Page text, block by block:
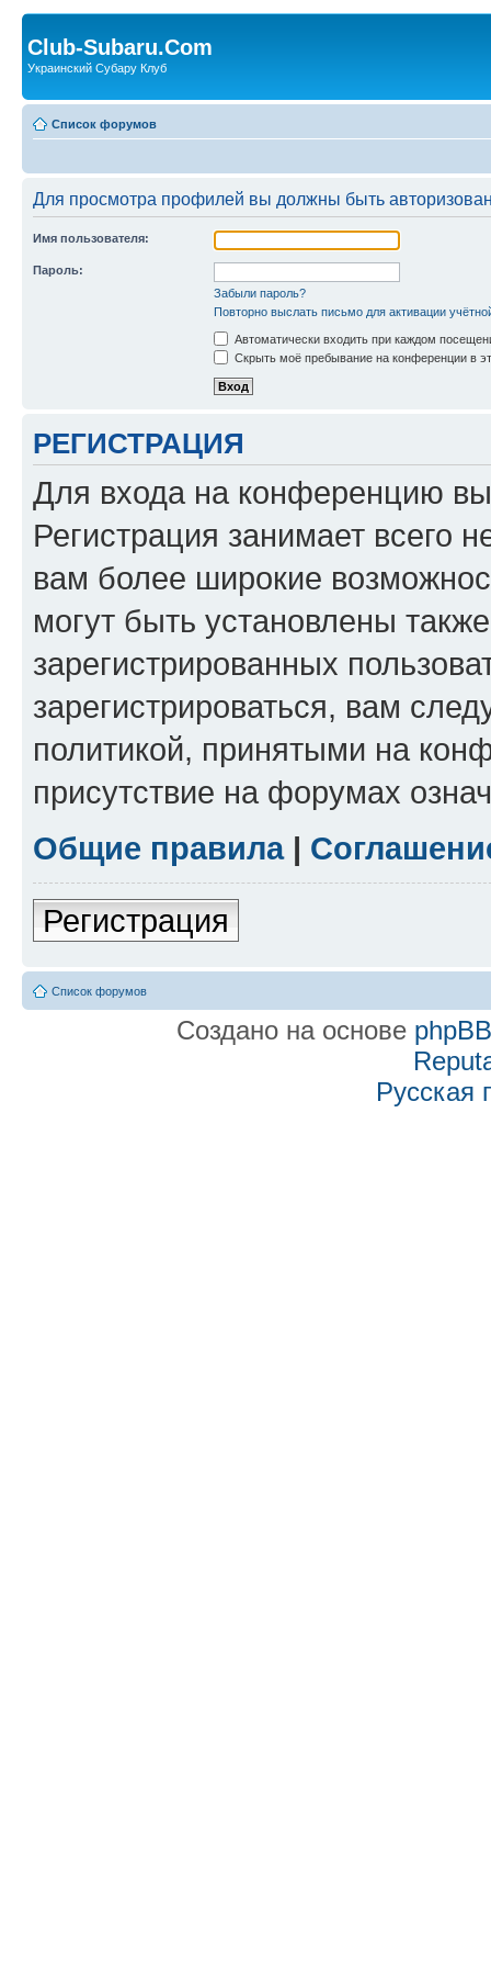
Club-Subaru.Com
Украинский Субару Клуб
Список форумов
Для просмотра профилей вы должны быть
Имя пользователя:
Пароль:
Забыли пароль?
Повторно выслать письмо для активации
Автоматически входить при каждом
Скрыть моё пребывание на конференции в
РЕГИСТРАЦИЯ
Для входа на конференцию
Регистрация занимает всего
вам более широкие
могут быть установлены
зарегистрированных
зарегистрироваться, вам
политикой, принятыми на
присутствие на форумах
Общие правила|
Регистрация
Список форумов
Создано на основе phpBB
Русская